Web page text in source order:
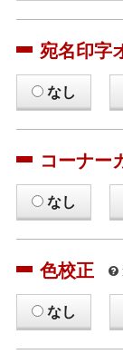
宛名印字
なし
コーナー
なし
色校正
なし